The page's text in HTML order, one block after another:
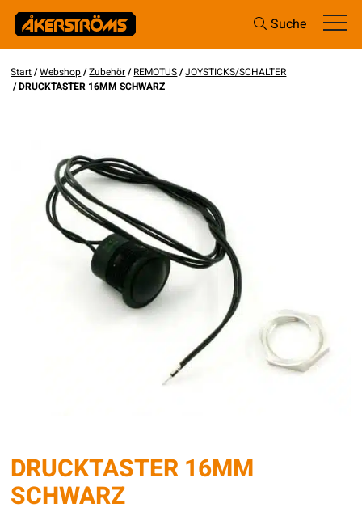
Suche
Start/Webshop/Zubehör/REMOTUS/JOYSTICKS/SCHALTER
/ DRUCKTASTER 16MM SCHWARZ
DRUCKTASTER 16MM
SCHWARZ